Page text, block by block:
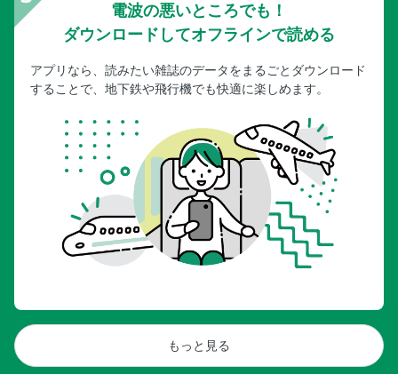
電波の悪いところでも！
ダウンロードしてオフラインで読める
アプリなら、読みたい雑誌のデータをまるごとダウンロード
することで、地下鉄や飛行機でも快適に楽しめます。
もっと見る